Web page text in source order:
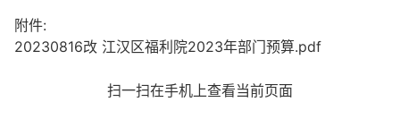
附件:
20230816改 江汉区福利院2023年部门预算.pdf
扫一扫在手机上查看当前页面